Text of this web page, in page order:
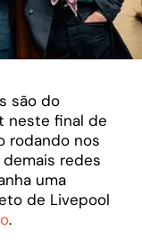
são do
neste final de
rodando nos
redes
uma
de Livepool
.